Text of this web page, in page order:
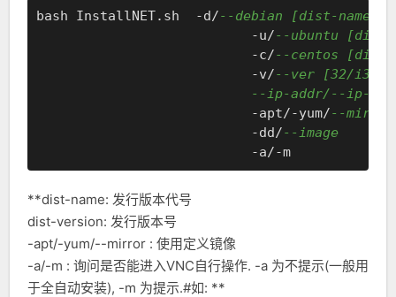
bash InstallNET.sh  -d/--debian [dist-name]
                           -u/
--ubuntu [dist-
                           -c/
--centos [dist-
                           -v/
--ver [32/
--ip-addr/--ip-
                           -apt/-yum/
--mirror
                           -dd/
--image
**dist-name: 发行版本代号
dist-version: 发行版本号
-apt/-yum/--mirror : 使用定义镜像
-a/-m : 询问是否能进入VNC自行操作. -a 为不提示(一般用
于全自动安装), -m 为提示.#如: **